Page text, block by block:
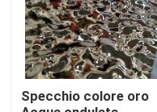
Su di noi
visita della fabbrica
Specchio colore oro